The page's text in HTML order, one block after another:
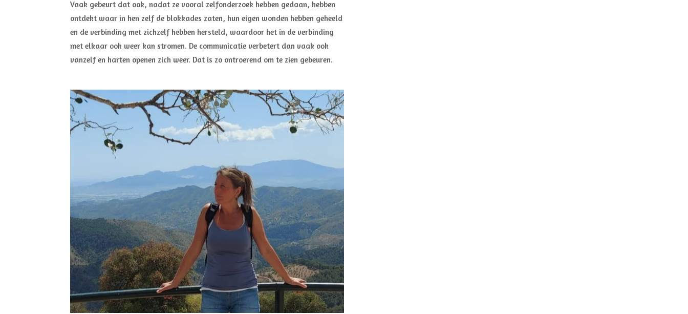
Vaak gebeurt dat ook, nadat ze vooral zelfonderzoek hebben gedaan, hebben
ontdekt waar in hen zelf de blokkades zaten, hun eigen wonden hebben geheeld
en de verbinding met zichzelf hebben hersteld, waardoor het in de verbinding
met elkaar ook weer kan stromen. De communicatie verbetert dan vaak ook
vanzelf en harten openen zich weer. Dat is zo ontroerend om te zien gebeuren.